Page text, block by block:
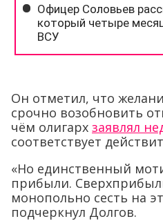
Он отметил, что
срочно возобновить
чём олигарх заявлял
соответствует
«Но единственный
прибыли.
монопольно сесть на
подчеркнул Долгов.